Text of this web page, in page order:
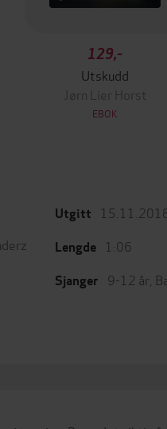
129,-
Utskudd
Jørn Lier Horst
EBOK
Utgitt
Lengde 1:06
Sjanger 9-12 år